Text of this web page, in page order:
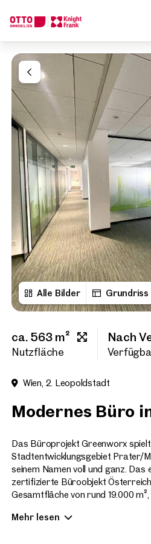
Alle Bilder Grundriss
ca. 563 m²
Nutzfläche
Nach
Wien, 2. Leopoldstadt
Modernes Büro
Das Büroprojekt Greenworx
Stadtentwicklungsgebiet Prater/
seinem Namen voll und ganz.
zertifizierte Büroobjekt
Gesamtfläche von rund 19.000
2.750 und 5.500 m² sowie einem
Mehr lesen
Wir finden Ihre
Traumimmobilie
Sagen Sie uns was Sie suchen
Wie möchten Sie uns
Online
Immobilie konfigurieren &
Direkte:r
Anrufen oder Rückruf